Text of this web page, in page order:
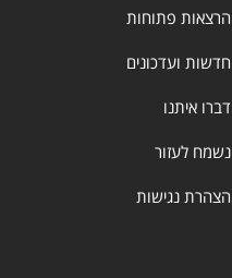
הרצאות פתוחות
חדשות ועדכונים
דברו איתנו
נשמח לעזור
הצהרת נגישות